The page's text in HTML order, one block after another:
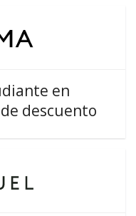
en
descuento